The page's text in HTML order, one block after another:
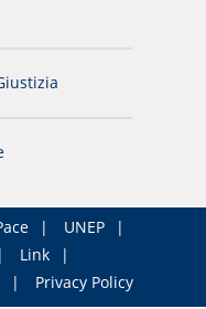
UNEP
Link
Privacy Policy